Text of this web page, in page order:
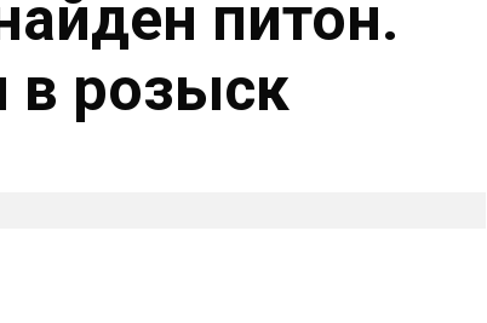
питон.
в розыск